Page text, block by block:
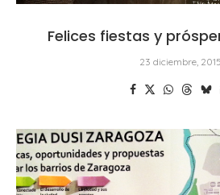
Felices fiestas y
23 diciembre, 2015